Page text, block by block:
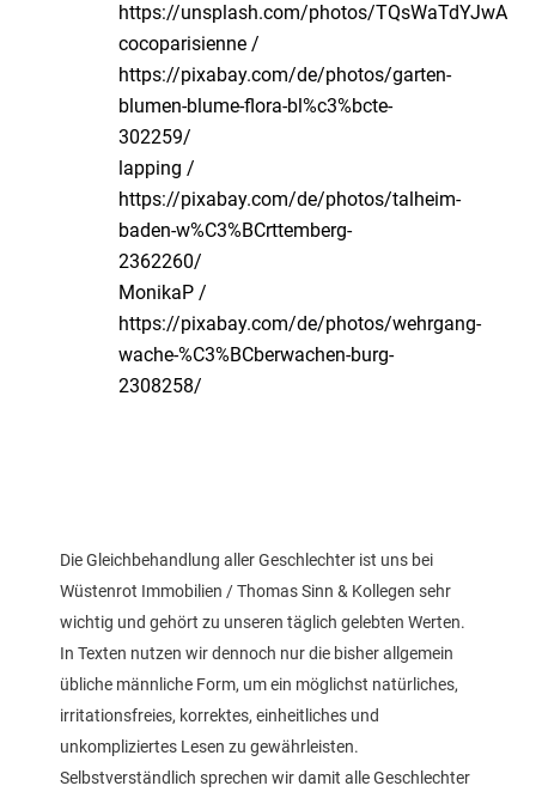
https://unsplash.com/photos/TQsWaTdYJwA
cocoparisienne /
https://pixabay.com/de/photos/garten-
blumen-blume-flora-bl%c3%bcte-
302259/
lapping /
https://pixabay.com/de/photos/talheim-
baden-w%C3%BCrttemberg-
2362260/
MonikaP /
https://pixabay.com/de/photos/wehrgang-
wache-%C3%BCberwachen-burg-
2308258/
Die Gleichbehandlung aller Geschlechter ist uns bei
Wüstenrot Immobilien / Thomas Sinn & Kollegen sehr
wichtig und gehört zu unseren täglich gelebten Werten.
In Texten nutzen wir dennoch nur die bisher allgemein
übliche männliche Form, um ein möglichst natürliches,
irritationsfreies, korrektes, einheitliches und
unkompliziertes Lesen zu gewährleisten.
Selbstverständlich sprechen wir damit alle Geschlechter